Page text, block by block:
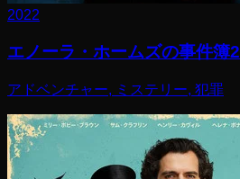
2022
エノーラ・ホームズの事件簿2
アドベンチャー, ミステリー, 犯罪